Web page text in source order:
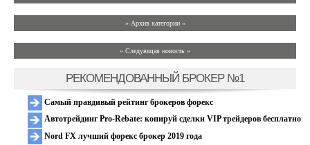
» Архив категории «
» Следующая новость »
РЕКОМЕНДОВАННЫЙ БРОКЕР №1
Самый правдивый рейтинг брокеров форекс
Автотрейдинг Pro-Rebate: копируй сделки VIP трейдеров бесплатно
Nord FX лучший форекс брокер 2019 года